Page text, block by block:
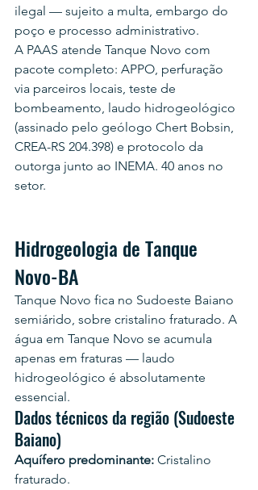
ilegal — sujeito a multa, embargo do
poço e processo administrativo.
A PAAS atende Tanque Novo com
pacote completo: APPO, perfuração
via parceiros locais, teste de
bombeamento, laudo hidrogeológico
(assinado pelo geólogo Chert Bobsin,
CREA-RS 204.398) e protocolo da
outorga junto ao INEMA. 40 anos no
setor.
Hidrogeologia de Tanque
Novo-BA
Tanque Novo fica no Sudoeste Baiano
semiárido, sobre cristalino fraturado. A
água em Tanque Novo se acumula
apenas em fraturas — laudo
hidrogeológico é absolutamente
essencial.
Dados técnicos da região (Sudoeste
Baiano)
Aquífero predominante: Cristalino
fraturado.